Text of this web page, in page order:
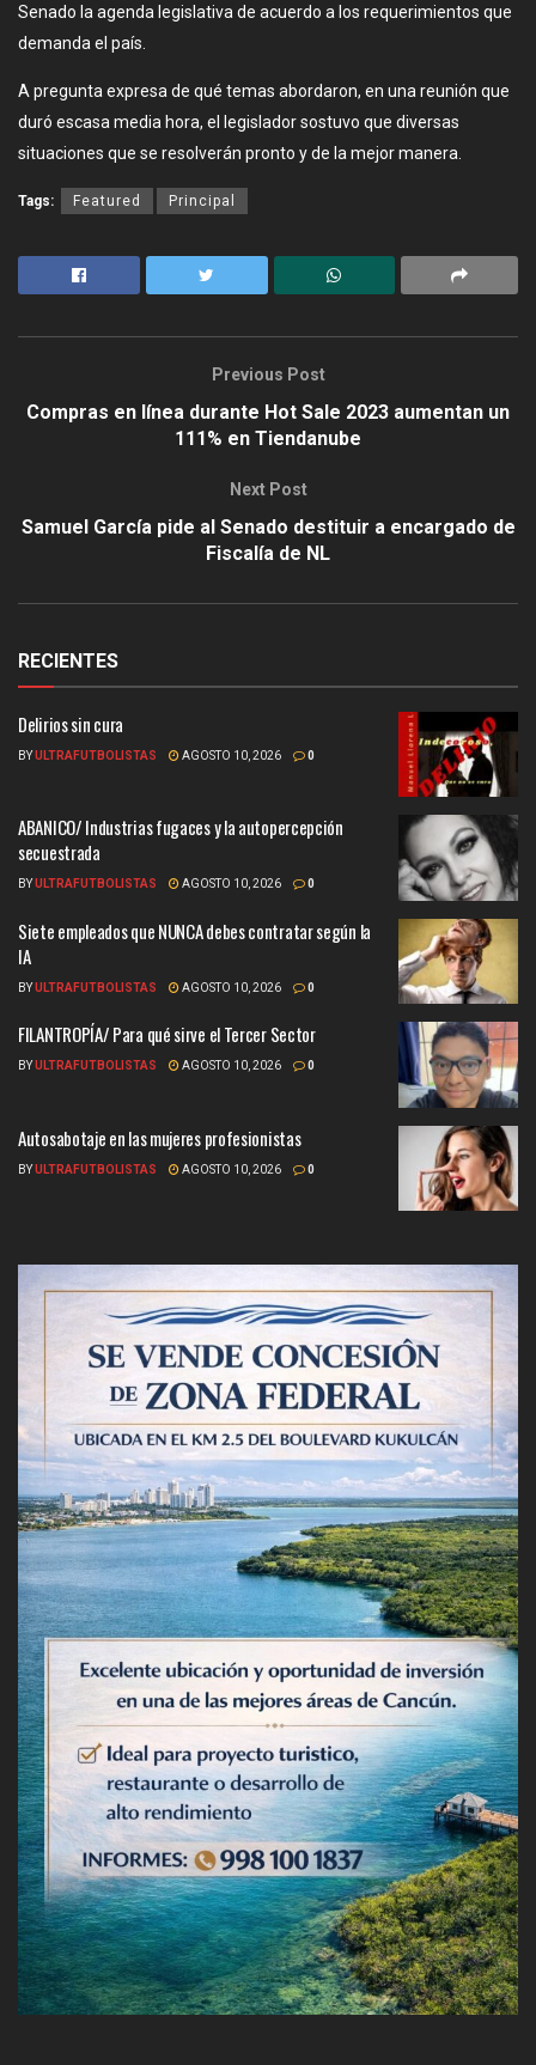
Senado la agenda legislativa de acuerdo a los requerimientos que
demanda el país.
A pregunta expresa de qué temas abordaron, en una reunión que
duró escasa media hora, el legislador sostuvo que diversas
situaciones que se resolverán pronto y de la mejor manera.
Tags: Featured Principal
Previous Post
Compras en línea durante Hot Sale 2023 aumentan un
111% en Tiendanube
Next Post
Samuel García pide al Senado destituir a encargado de
Fiscalía de NL
RECIENTES
Delirios sin cura
BYULTRAFUTBOLISTAS AGOSTO 10, 2026 0
ABANICO/ Industrias fugaces y la autopercepción
secuestrada
BYULTRAFUTBOLISTAS AGOSTO 10, 2026 0
Siete empleados que NUNCA debes contratar según la
IA
BYULTRAFUTBOLISTAS AGOSTO 10, 2026 0
FILANTROPÍA/ Para qué sirve el Tercer Sector
BYULTRAFUTBOLISTAS AGOSTO 10, 2026 0
Autosabotaje en las mujeres profesionistas
BYULTRAFUTBOLISTAS AGOSTO 10, 2026 0